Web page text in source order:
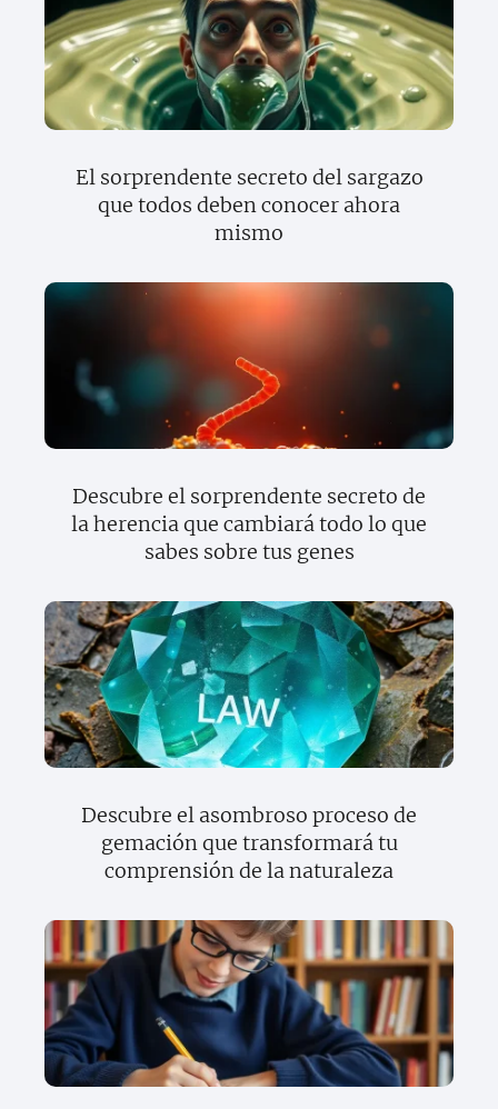
El sorprendente secreto del sargazo
que todos deben conocer ahora
mismo
Descubre el sorprendente secreto de
la herencia que cambiará todo lo que
sabes sobre tus genes
Descubre el asombroso proceso de
gemación que transformará tu
comprensión de la naturaleza